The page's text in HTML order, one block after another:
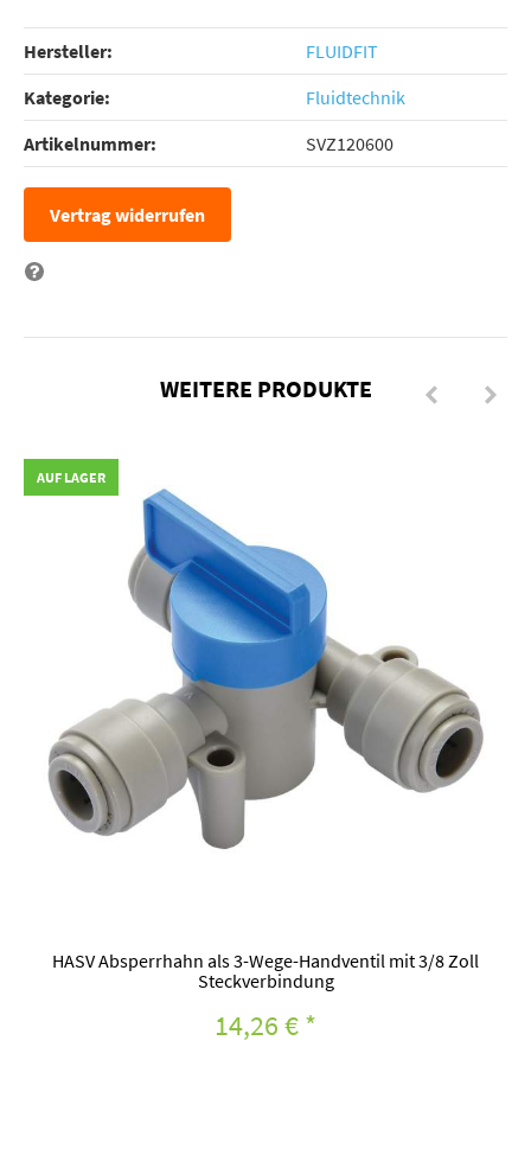
Hersteller:
FLUIDFIT
Kategorie:
Fluidtechnik
Artikelnummer:
SVZ120600
Vertrag widerrufen
WEITERE PRODUKTE
AUF LAGER
HASV Absperrhahn als 3-Wege-Handventil mit 3/8 Zoll
Steckverbindung
14,26 €*